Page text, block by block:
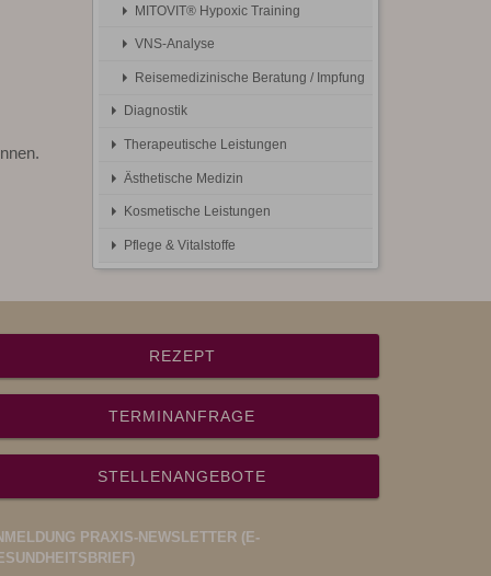
MITOVIT® Hypoxic Training
VNS-Analyse
Reisemedizinische Beratung / Impfung
Diagnostik
Therapeutische Leistungen
Ästhetische Medizin
Kosmetische Leistungen
Pflege & Vitalstoffe
REZEPT
TERMINANFRAGE
STELLENANGEBOTE
PRAXIS-NEWSLETTER (E-